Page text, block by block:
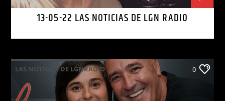
13-05-22 LAS NOTICIAS DE LGN RADIO
LAS NOTICIAS DE LGNRADIO 0